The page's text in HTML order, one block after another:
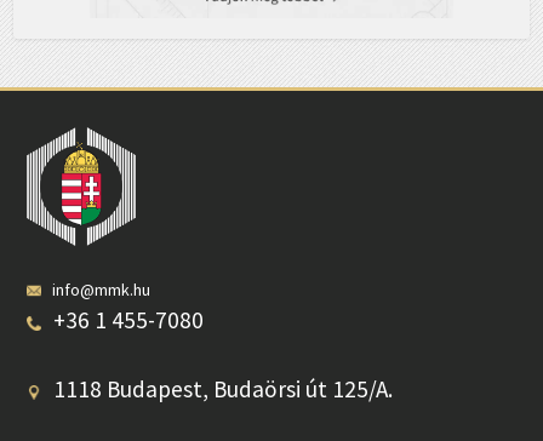
info@mmk.hu
+36 1 455-7080
1118 Budapest, Budaörsi út 125/A.